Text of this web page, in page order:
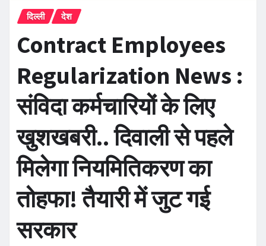
दिल्ली देश
Contract Employees
Regularization News :
संविदा कर्मचारियों के लिए
खुशखबरी.. दिवाली से ​पहले
मिलेगा नियमितिकरण का
तोहफा! तैयारी में जुट गई
सरकार